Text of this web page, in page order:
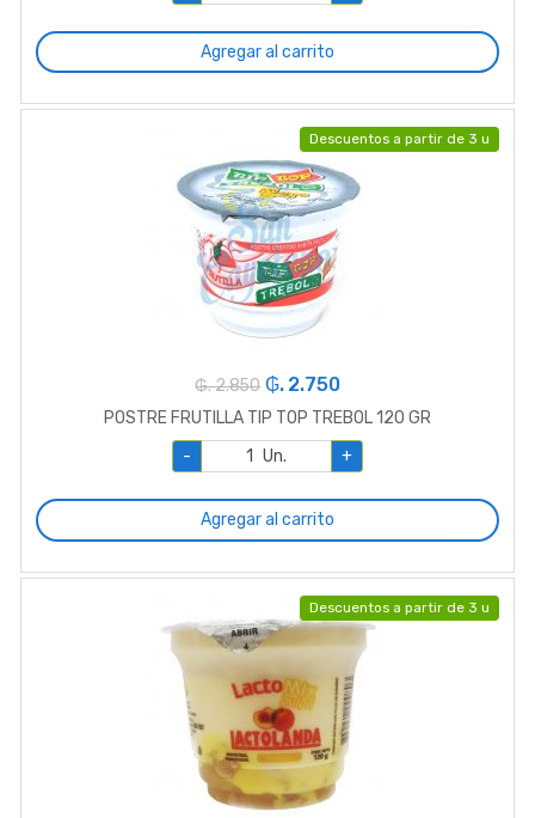
Agregar al carrito
Descuentos a partir de 3 u
₲. 2.850 ₲. 2.750
POSTRE FRUTILLA TIP TOP TREBOL 120 GR
-
Un. +
Agregar al carrito
Descuentos a partir de 3 u